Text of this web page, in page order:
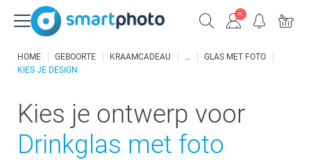
HOME GEBOORTE KRAAMCADEAU
GLAS MET FOTO
KIES JE DESIGN
Kies je ontwerp voor
Drinkglas met foto